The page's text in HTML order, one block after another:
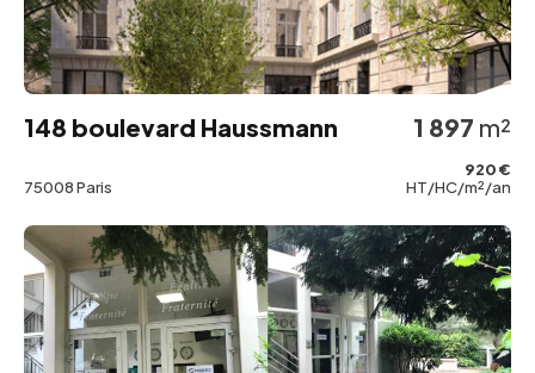
148 boulevard Haussmann
75008 Paris
1 897 m²
920 €
HT/HC/m²/an